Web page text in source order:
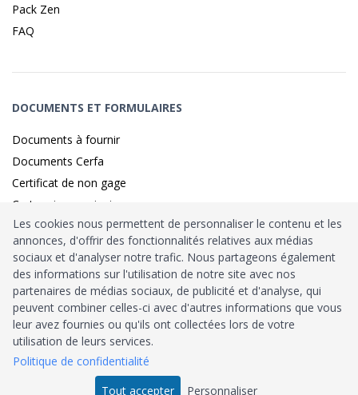
Pack Zen
FAQ
DOCUMENTS ET FORMULAIRES
Documents à fournir
Documents Cerfa
Certificat de non gage
Carte grise provisoire
Identité sécurisé parFranceConnect
HabilitationMinistère de l’Intérieur: n°212900
Agrément Trésor Public
Tous droits réservés © 2026
Les cookies nous permettent de personnaliser le contenu et les
annonces, d'offrir des fonctionnalités relatives aux médias
sociaux et d'analyser notre trafic. Nous partageons également
des informations sur l'utilisation de notre site avec nos
partenaires de médias sociaux, de publicité et d'analyse, qui
peuvent combiner celles-ci avec d'autres informations que vous
leur avez fournies ou qu'ils ont collectées lors de votre
utilisation de leurs services.
Politique de confidentialité
Tout accepter
Personnaliser